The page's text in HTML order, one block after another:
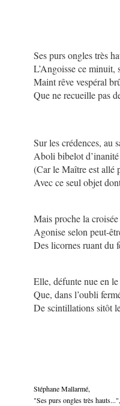
Ses purs ongles très
L’Angoisse ce minuit,
Maint rêve vespéral
Que ne recueille pas
Sur les crédences, au
Aboli bibelot
(Car le Maître est allé
Avec ce seul objet
Mais proche la
Agonise selon peut-
Des licornes ruant du
Elle, défunte nue en
Que, dans l’oubli
De scintillations sitôt
Stéphane Mallarmé,
"Ses purs ongles très hauts..."